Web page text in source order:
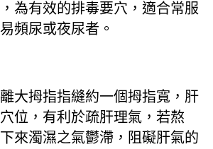
為有效的排毒要穴，適合常服
頻尿或夜尿者。
大拇指指縫約一個拇指寬，肝
位，有利於疏肝理氣，若熬
來濁濕之氣鬱滯，阻礙肝氣的